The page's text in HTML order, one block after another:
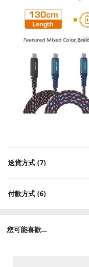
送貨方式 (7)
付款方式 (6)
您可能喜歡...